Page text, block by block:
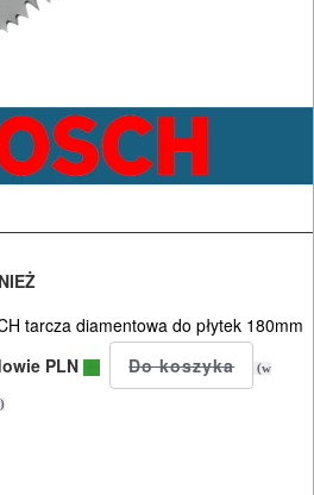
tarcza diamentowa do płytek 180mm
PLN
(w